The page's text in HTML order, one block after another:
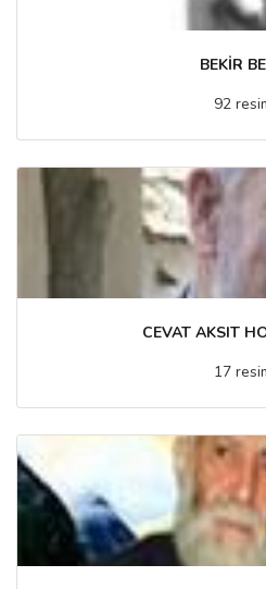
BEKİR
92
CEVAT AKSIT
17